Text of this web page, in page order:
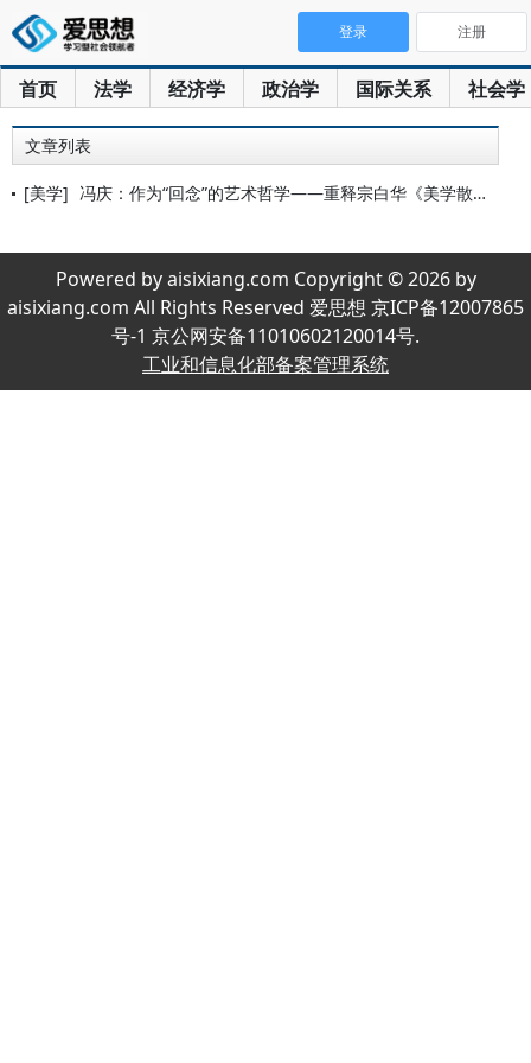
首页 法学 经济学 政治学 国际关系 社会学
登录 注册
文章列表
[美学] 冯庆：作为“回念”的艺术哲学——重释宗白华《美学散步》的整体
Powered by aisixiang.com Copyright © 2026 by
aisixiang.com All Rights Reserved 爱思想 京ICP备12007865
号-1 京公网安备11010602120014号.
工业和信息化部备案管理系统